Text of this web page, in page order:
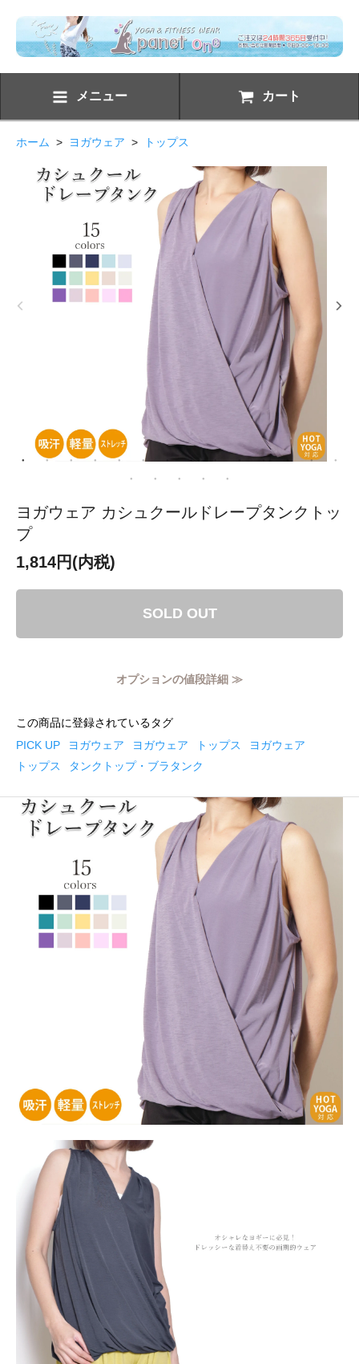
メニュー カート
ホーム > ヨガウェア > トップス
ヨガウェア カシュクールドレープタンクトッ
プ
1,814円(内税)
SOLD OUT
オプションの値段詳細 ≫
この商品に登録されているタグ
PICK UP
ヨガウェア ヨガウェア トップス
ヨガウェア
トップス
タンクトップ・ブラタンク